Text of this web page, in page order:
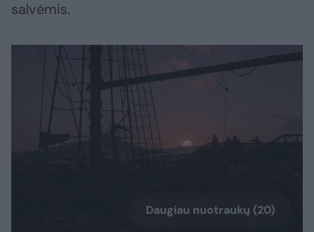
salvėmis.
Daugiau nuotraukų (20)